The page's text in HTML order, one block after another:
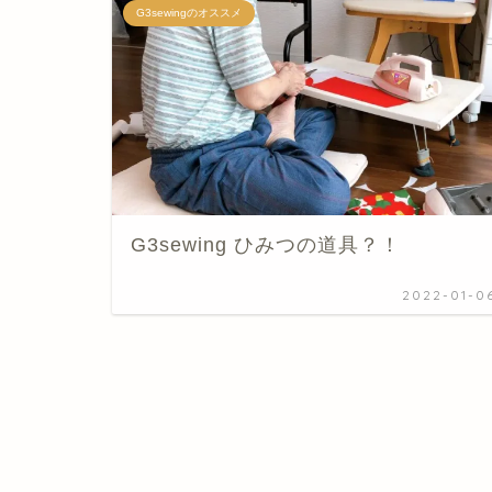
G3sewingのオススメ
G3sewing ひみつの道具？！
2022-01-